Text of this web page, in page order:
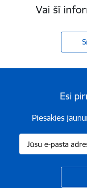
Vai šī
Esi
Piesakies